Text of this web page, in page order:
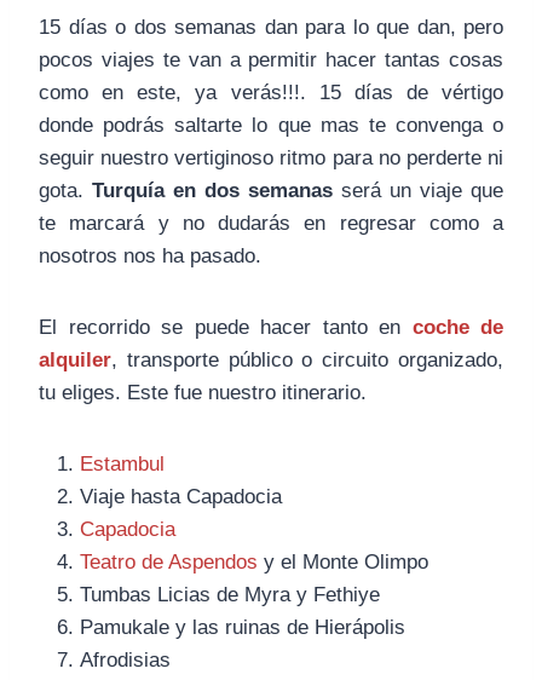
15 días o dos semanas dan para lo que dan, pero
pocos viajes te van a permitir hacer tantas cosas
como en este, ya verás!!!. 15 días de vértigo
donde podrás saltarte lo que mas te convenga o
seguir nuestro vertiginoso ritmo para no perderte ni
gota. Turquía en dos semanas será un viaje que
te marcará y no dudarás en regresar como a
nosotros nos ha pasado.
El recorrido se puede hacer tanto en coche de
alquiler, transporte público o circuito organizado,
tu eliges. Este fue nuestro itinerario.
Estambul
Viaje hasta Capadocia
Capadocia
Teatro de Aspendos y el Monte Olimpo
Tumbas Licias de Myra y Fethiye
Pamukale y las ruinas de Hierápolis
Afrodisias